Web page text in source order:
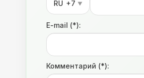
RU +7 ▼
E-mail (*):
Комментарий (*):